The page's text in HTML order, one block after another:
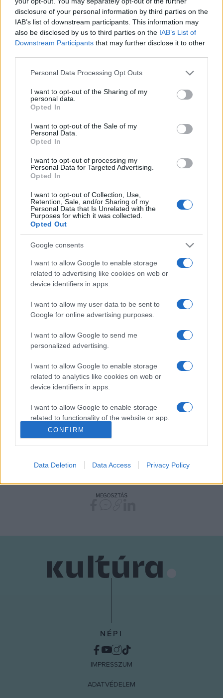
disclosure of your personal information by third parties on the
IAB’s list of downstream participants. This information may
also be disclosed by us to third parties on the IAB’s List of
Downstream Participants that may further disclose it to other
Please note that this website/app uses one or more Google
not limited to your visit or usage behaviour. You may click to
grant or deny consent to Google and its third-party tags to
use your data for below specified purposes in below Google
consent section.
Personal Data Processing Opt Outs
I want to opt-out of the Sharing of my
personal data.
Opted In
I want to opt-out of the Sale of my
Personal Data.
Opted In
I want to opt-out of processing my
Personal Data for Targeted Advertising.
Opted In
I want to opt-out of Collection, Use,
Retention, Sale, and/or Sharing of my
Personal Data that Is Unrelated with the
Purposes for which it was collected.
Opted Out
Google consents
I want to allow Google to enable storage
related to advertising like cookies on web or
device identifiers in apps.
I want to allow my user data to be sent to
Google for online advertising purposes.
I want to allow Google to send me
personalized advertising.
I want to allow Google to enable storage
related to analytics like cookies on web or
device identifiers in apps.
I want to allow Google to enable storage
related to functionality of the website or app.
I want to allow Google to enable storage
related to personalization.
I want to allow Google to enable storage
CONFIRM
Data Deletion Data Access Privacy Policy
legnagyobb fázist 12 óra 25 perckor éri el, akkor
Budapesten a Nap átmérőjének 44 százalékáig hatol be a
Hold sziluettje.
az égen szinte pontosan ugyanakkora, a Hold ugyanis éppen
annyiszor van hozzánk közelebb, ahányszor kisebb a Napnál.
A jelenség szabad szemmel is látható
lesz, de a csillagászok figyelmeztetnek
arra, hogy a jelenség megfigyelésére
csak szaküzletekben napmegfigyelésre
alkalmazható eszközök használhatók.
A távcsőboltokban kapható napfogyatkozás-néző
szemüvegek és vizuális napszűrő fóliák tökéletes védelmet
nyújtanak, csakúgy, mint a hegesztőüvegek DIN 14-es
fokozattól. A legkisebb nagyítású távcsővel is tilos a Napba
nézni, mert oly mértékű energia fókuszálódhat a retinánkra,
hogy az akár a másodperc tört része alatt azonnali
vaksághoz is vezethet. Távcsövekhez napszűrő fólia
Október 25-én számos csillagvizsgáló nyitja meg a kapuit a
látogatók előtt, így a Svábhegyi Csillagvizsgálóban is
különleges távcsöves programokkal készülnek a részleges
napfogyatkozás megfigyelésére.
Nyitókép: részleges napfogyatkozás 2015-ben a Bécsi
Szépművészeti Múzeum felett. Fotó: AFP/Joe Klamar
CSILLAGÁSZAT HÍREK
MEGOSZTÁS
NÉPI
IMPRESSZUM
ADATVÉDELEM